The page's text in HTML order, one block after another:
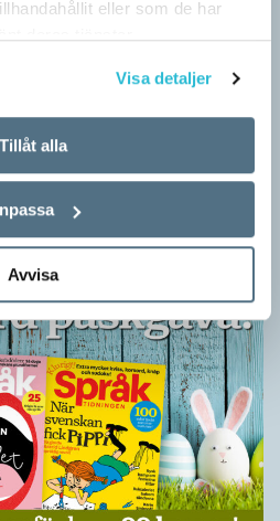
eller som de har
Visa detaljer
Tillåt alla
Avvisa
satser tidigt
tala, kan redan ha snappat upp
vara skillnaden mellan hur